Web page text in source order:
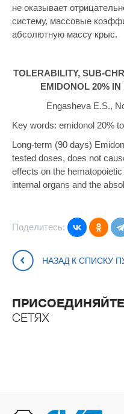
не оказывает
систему, массовые
абсолютную массу крыс.
TOLERABILITY, SUB-
EMIDONOL 20%
Engasheva E.S.,
Key words: emidonol 20%
Long-term (90 days)
tested doses, does not
effects on the
internal organs and the
Поделитесь:
НАЗАД К СПИСКУ
СЕТЯХ